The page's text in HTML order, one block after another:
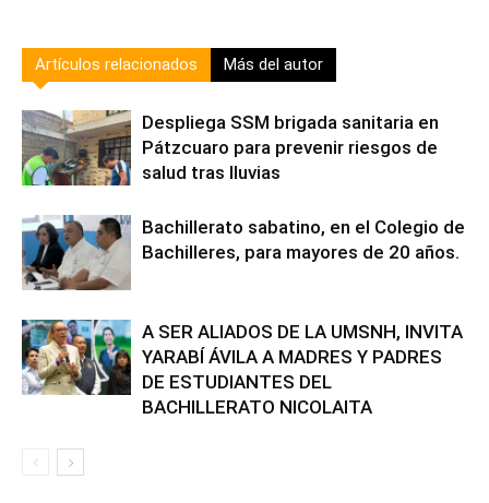
Artículos relacionados Más del autor
Despliega SSM brigada sanitaria en
Pátzcuaro para prevenir riesgos de
salud tras lluvias
Bachillerato sabatino, en el Colegio de
Bachilleres, para mayores de 20 años.
A SER ALIADOS DE LA UMSNH, INVITA
YARABÍ ÁVILA A MADRES Y PADRES
DE ESTUDIANTES DEL
BACHILLERATO NICOLAITA